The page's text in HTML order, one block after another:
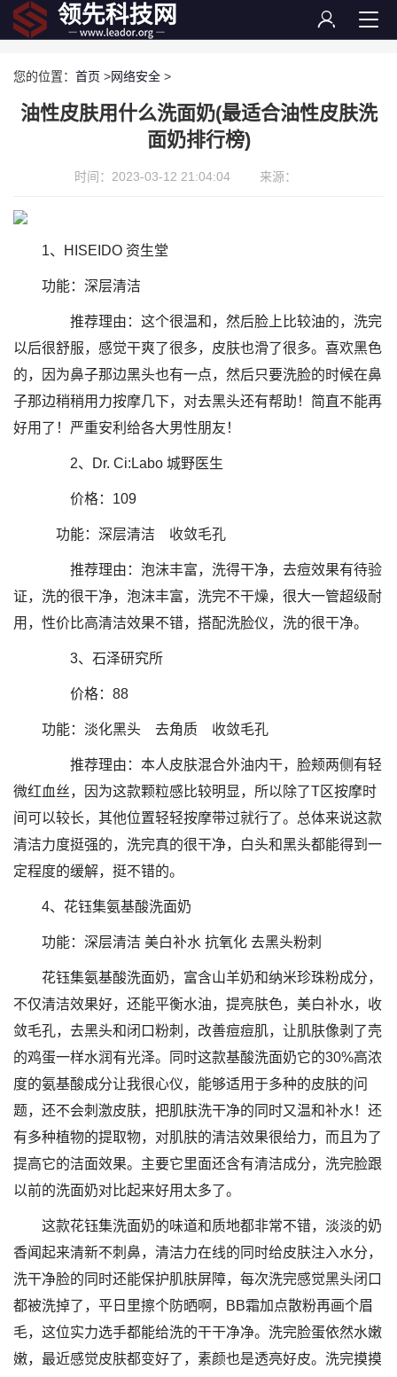
您的位置： 首页 >网络安全 >
油性皮肤用什么洗面奶(最适合油性皮肤洗
面奶排行榜)
时间：2023-03-12 21:04:04 来源：
1、HISEIDO 资生堂
功能：深层清洁
推荐理由：这个很温和，然后脸上比较油的，洗完
以后很舒服，感觉干爽了很多，皮肤也滑了很多。喜欢黑色
的，因为鼻子那边黑头也有一点，然后只要洗脸的时候在鼻
子那边稍稍用力按摩几下，对去黑头还有帮助！简直不能再
好用了！严重安利给各大男性朋友！
2、Dr. Ci:Labo 城野医生
价格：109
功能：深层清洁 收敛毛孔
推荐理由：泡沫丰富，洗得干净，去痘效果有待验
证，洗的很干净，泡沫丰富，洗完不干燥，很大一管超级耐
用，性价比高清洁效果不错，搭配洗脸仪，洗的很干净。
3、石泽研究所
价格：88
功能：淡化黑头 去角质 收敛毛孔
推荐理由：本人皮肤混合外油内干，脸颊两侧有轻
微红血丝，因为这款颗粒感比较明显，所以除了T区按摩时
间可以较长，其他位置轻轻按摩带过就行了。总体来说这款
清洁力度挺强的，洗完真的很干净，白头和黑头都能得到一
定程度的缓解，挺不错的。
4、花钰集氨基酸洗面奶
功能：深层清洁 美白补水 抗氧化 去黑头粉刺
花钰集氨基酸洗面奶，富含山羊奶和纳米珍珠粉成分，
不仅清洁效果好，还能平衡水油，提亮肤色，美白补水，收
敛毛孔，去黑头和闭口粉刺，改善痘痘肌，让肌肤像剥了壳
的鸡蛋一样水润有光泽。同时这款基酸洗面奶它的30%高浓
度的氨基酸成分让我很心仪，能够适用于多种的皮肤的问
题，还不会刺激皮肤，把肌肤洗干净的同时又温和补水！还
有多种植物的提取物，对肌肤的清洁效果很给力，而且为了
提高它的洁面效果。主要它里面还含有清洁成分，洗完脸跟
以前的洗面奶对比起来好用太多了。
这款花钰集洗面奶的味道和质地都非常不错，淡淡的奶
香闻起来清新不刺鼻，清洁力在线的同时给皮肤注入水分，
洗干净脸的同时还能保护肌肤屏障，每次洗完感觉黑头闭口
都被洗掉了，平日里擦个防晒啊，BB霜加点散粉再画个眉
毛，这位实力选手都能给洗的干干净净。洗完脸蛋依然水嫩
嫩，最近感觉皮肤都变好了，素颜也是透亮好皮。洗完摸摸